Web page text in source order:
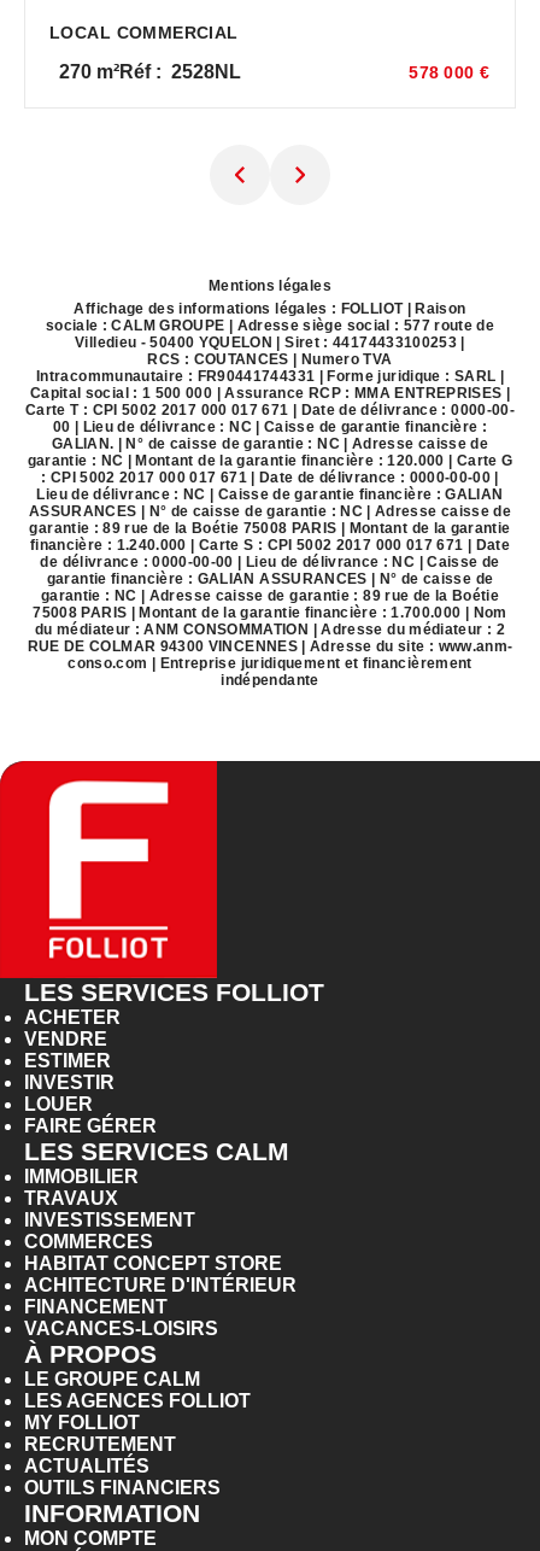
LOCAL COMMERCIAL
270 m²Réf : 2528NL 578 000 €
Mentions légales
Affichage des informations légales : FOLLIOT | Raison
sociale : CALM GROUPE | Adresse siège social : 577 route de
Villedieu - 50400 YQUELON | Siret : 44174433100253 |
RCS : COUTANCES | Numero TVA
Intracommunautaire : FR90441744331 | Forme juridique : SARL |
Capital social : 1 500 000 | Assurance RCP : MMA ENTREPRISES |
Carte T : CPI 5002 2017 000 017 671 | Date de délivrance : 0000-00-
00 | Lieu de délivrance : NC | Caisse de garantie financière :
GALIAN. | N° de caisse de garantie : NC | Adresse caisse de
garantie : NC | Montant de la garantie financière : 120.000 | Carte G
: CPI 5002 2017 000 017 671 | Date de délivrance : 0000-00-00 |
Lieu de délivrance : NC | Caisse de garantie financière : GALIAN
ASSURANCES | N° de caisse de garantie : NC | Adresse caisse de
garantie : 89 rue de la Boétie 75008 PARIS | Montant de la garantie
financière : 1.240.000 | Carte S : CPI 5002 2017 000 017 671 | Date
de délivrance : 0000-00-00 | Lieu de délivrance : NC | Caisse de
garantie financière : GALIAN ASSURANCES | N° de caisse de
garantie : NC | Adresse caisse de garantie : 89 rue de la Boétie
75008 PARIS | Montant de la garantie financière : 1.700.000 | Nom
du médiateur : ANM CONSOMMATION | Adresse du médiateur : 2
RUE DE COLMAR 94300 VINCENNES | Adresse du site : www.anm-
conso.com
Entreprise juridiquement et financièrement
indépendante
LES SERVICES FOLLIOT
ACHETER
VENDRE
ESTIMER
INVESTIR
LOUER
FAIRE GÉRER
LES SERVICES CALM
IMMOBILIER
TRAVAUX
INVESTISSEMENT
COMMERCES
HABITAT CONCEPT STORE
ACHITECTURE D'INTÉRIEUR
FINANCEMENT
VACANCES-LOISIRS
À PROPOS
LE GROUPE CALM
LES AGENCES FOLLIOT
MY FOLLIOT
RECRUTEMENT
ACTUALITÉS
OUTILS FINANCIERS
INFORMATION
MON COMPTE